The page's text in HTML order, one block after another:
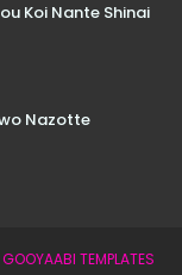
Koi Nante Shinai
wo Nazotte
GOOYAABI TEMPLATES